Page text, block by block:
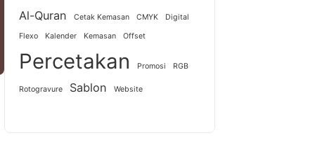
Al-Quran Cetak Kemasan CMYK Digital
Flexo Kalender Kemasan Offset
Percetakan Promosi RGB
Rotogravure Sablon Website